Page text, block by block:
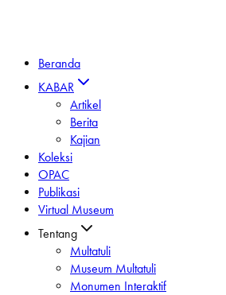
Beranda
KABAR
Artikel
Berita
Kajian
Koleksi
OPAC
Publikasi
Virtual Museum
Tentang
Multatuli
Museum Multatuli
Monumen Interaktif